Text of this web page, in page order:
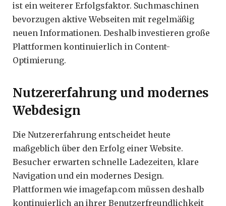
ist ein weiterer Erfolgsfaktor. Suchmaschinen
bevorzugen aktive Webseiten mit regelmäßig
neuen Informationen. Deshalb investieren große
Plattformen kontinuierlich in Content-
Optimierung.
Nutzererfahrung und modernes
Webdesign
Die Nutzererfahrung entscheidet heute
maßgeblich über den Erfolg einer Website.
Besucher erwarten schnelle Ladezeiten, klare
Navigation und ein modernes Design.
Plattformen wie imagefap.com müssen deshalb
kontinuierlich an ihrer Benutzerfreundlichkeit